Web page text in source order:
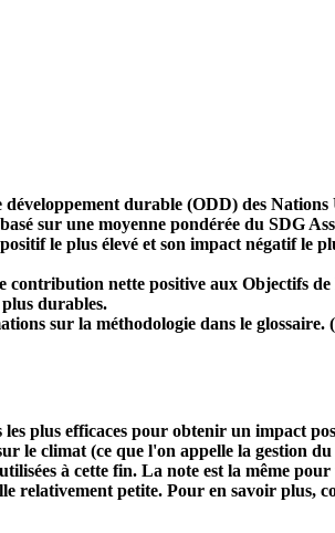
durable (ODD) des Nations
sur une moyenne pondérée du SDG
le plus élevé et son impact négatif le
contribution nette positive aux Objectifs
durables.
sur la méthodologie dans le glossaire.
plus efficaces pour obtenir un impact
le climat (ce que l'on appelle la gestion
à cette fin. La note est la même pour
relativement petite. Pour en savoir plus,